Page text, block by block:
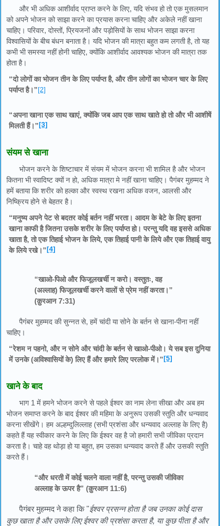
और भी अधिक आशीर्वाद प्राप्त करने के लिए, यदि संभव हो तो एक मुसलमान
को अपने भोजन को साझा करने का प्रयास करना चाहिए और अकेले नहीं खाना
चाहिए। परिवार, दोस्तों, प्रियजनों और पड़ोसियों के साथ भोजन साझा करना
विश्वासियों के बीच बंधन बनाता है। यदि भोजन की मात्रा बहुत कम लगती है, तो यह
कभी भी समस्या नहीं होनी चाहिए, क्योंकि आशीर्वाद आवश्यक भोजन की मात्रा तक
होता है।
“दो लोगों का भोजन तीन के लिए पर्याप्त है, और तीन लोगों का भोजन चार के लिए
पर्याप्त है।”[2]
“अपना खाना एक साथ खाएं, क्योंकि जब आप एक साथ खाते हो तो और भी आशीषें
मिलती हैं।”[3]
संयम से खाना
भोजन करने के शिष्टाचार में संयम में भोजन करना भी शामिल है और भोजन
कितना भी स्वादिष्ट क्यों न हो, अधिक मात्रा मे नहीं खाना चाहिए। पैगंबर मुहम्मद ने
हमें बताया कि शरीर को हल्का और स्वस्थ रखना अधिक वजन, आलसी और
निष्क्रिय होने से बेहतर है।
“मनुष्य अपने पेट से बदतर कोई बर्तन नहीं भरता। आदम के बेटे के लिए इतना
खाना काफी है जितना उसके शरीर के लिए पर्याप्त हो। परन्तु यदि वह इससे अधिक
खाता है, तो एक तिहाई भोजन के लिये, एक तिहाई पानी के लिये और एक तिहाई वायु
के लिये रखे।”[4]
“खाओ-पिओ और फिजूलखर्ची न करो। वस्तुतः, वह
(अल्लाह) फिजूलखर्ची करने वालों से प्रेम नहीं करता।”
(क़ुरआन 7:31)
पैगंबर मुहम्मद की सुन्नत से, हमें चांदी या सोने के बर्तन से खाना-पीना नहीं
चाहिए।
“रेशम न पहनो, और न सोने और चांदी के बर्तन से खाओ-पीओ। ये सब इस दुनिया
में उनके (अविश्वासियों के) लिए हैं और हमारे लिए परलोक में।”[5]
खाने के बाद
भाग 1 में हमने भोजन करने से पहले ईश्वर का नाम लेना सीखा और अब हम
भोजन समाप्त करने के बाद ईश्वर की महिमा के अनुरूप उसकी स्तुति और धन्यवाद
करना सीखेंगे। हम अल्हम्दुलिल्लाह (सभी प्रशंसा और धन्यवाद अल्लाह के लिए है)
कहते हैं यह स्वीकार करने के लिए कि ईश्वर वह है जो हमारी सभी जीविका प्रदान
करता है। चाहे वह थोड़ा हो या बहुत, हम उसका धन्यवाद करते हैं और उसकी स्तुति
करते हैं।
“और धरती में कोई चलने वाला नहीं है, परन्तु उसकी जीविका
अल्लाह के ऊपर है” (क़ुरआन 11:6)
पैगंबर मुहम्मद ने कहा कि "ईश्वर प्रसन्न होता है जब उनका कोई दास
कुछ खाता है और उसके लिए ईश्वर की प्रशंसा करता है, या कुछ पीता है और